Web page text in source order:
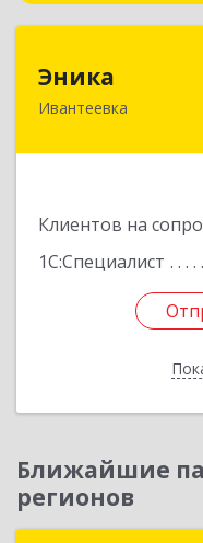
Эника
Ивантеевка
Клиентов на
1С:Специалист
141280,
Ближайшие
регионов